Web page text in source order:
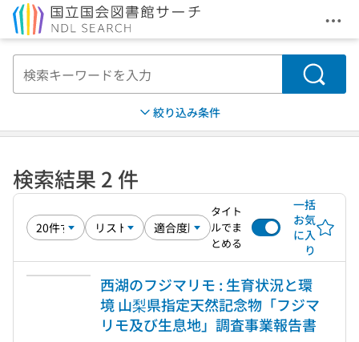
メ
検索
絞り込み条件
検索結果 2 件
タイト
ルでま
とめる
一括
お気
に入
り
西湖のフジマリモ : 生育状況と環
境 山梨県指定天然記念物「フジマ
リモ及び生息地」調査事業報告書